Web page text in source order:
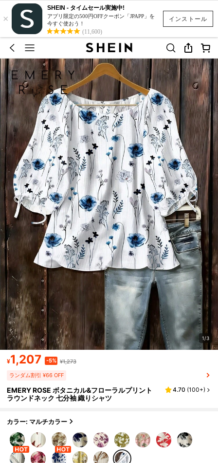
インストール
×
SHEIN - タイムセール実施中!
アプリ限定の500円OFFクーポン「JPAPP」を
今すぐ使おう！
(11,600)
1/3
¥1,207 -5% ¥1,273
ランダム割引 ¥66 OFF
EMERY ROSE ボタニカル&フローラルプリント
ラウンドネック 七分袖 織りシャツ
4.70 (100+)
カラー: マルチカラー